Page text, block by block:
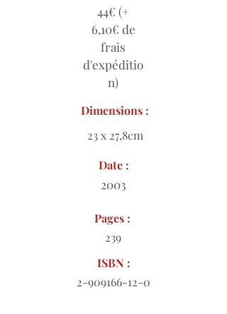
44€ (+
6,10€ de
frais
d'expéditio
n)
Dimensions :
23 x 27,8cm
Date :
2003
Pages :
239
ISBN :
2-909166-12-0